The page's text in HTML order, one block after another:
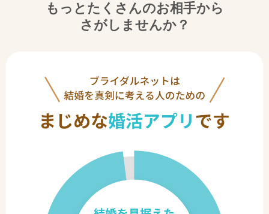
もっとたくさんのお相手から
さがしませんか？